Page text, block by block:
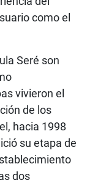
como el
Seré son
vivieron el
de los
hacia 1998
su etapa de
dos